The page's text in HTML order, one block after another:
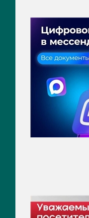
ПРЕСС-ЦЕНТР
Актуально
Новости
Фото